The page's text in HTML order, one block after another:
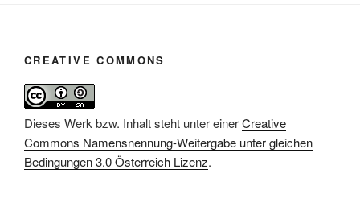
CREATIVE COMMONS
Dieses Werk bzw. Inhalt steht unter einerCreative
Commons Namensnennung-Weitergabe unter gleichen
Bedingungen 3.0 Österreich Lizenz.